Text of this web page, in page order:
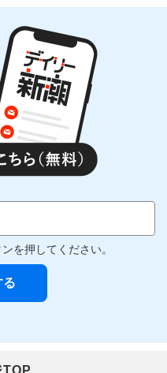
を押してください。